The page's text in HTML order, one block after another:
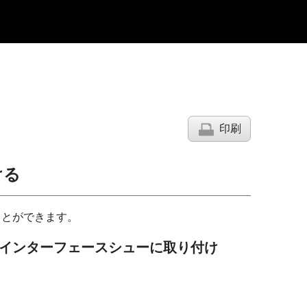
印刷
ができます。
ンターフェースシューに取り付け